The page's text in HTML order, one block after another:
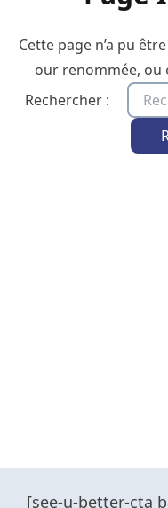
Cette page n’a pu
our renommée, ou
Rechercher :